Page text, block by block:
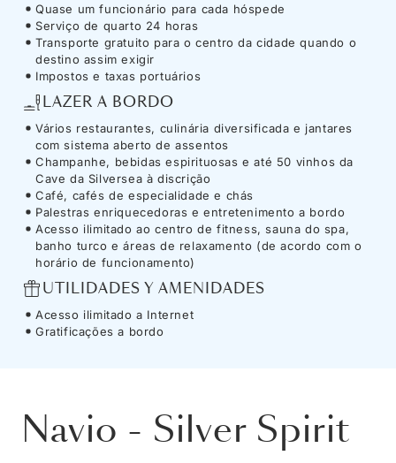
Quase um funcionário para cada hóspede
Serviço de quarto 24 horas
Transporte gratuito para o centro da cidade quando o
destino assim exigir
Impostos e taxas portuários
LAZER A BORDO
Vários restaurantes, culinária diversificada e jantares
com sistema aberto de assentos
Champanhe, bebidas espirituosas e até 50 vinhos da
Cave da Silversea à discrição
Café, cafés de especialidade e chás
Palestras enriquecedoras e entretenimento a bordo
Acesso ilimitado ao centro de fitness, sauna do spa,
banho turco e áreas de relaxamento (de acordo com o
horário de funcionamento)
UTILIDADES Y AMENIDADES
Acesso ilimitado a Internet
Gratificações a bordo
Navio - Silver Spirit